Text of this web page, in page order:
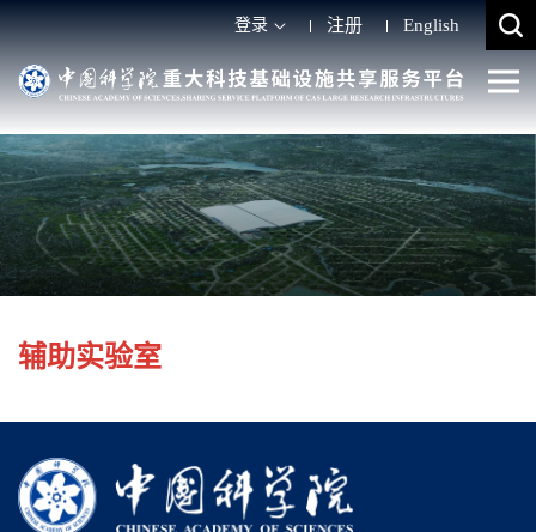
登录 注册 English
辅助实验室